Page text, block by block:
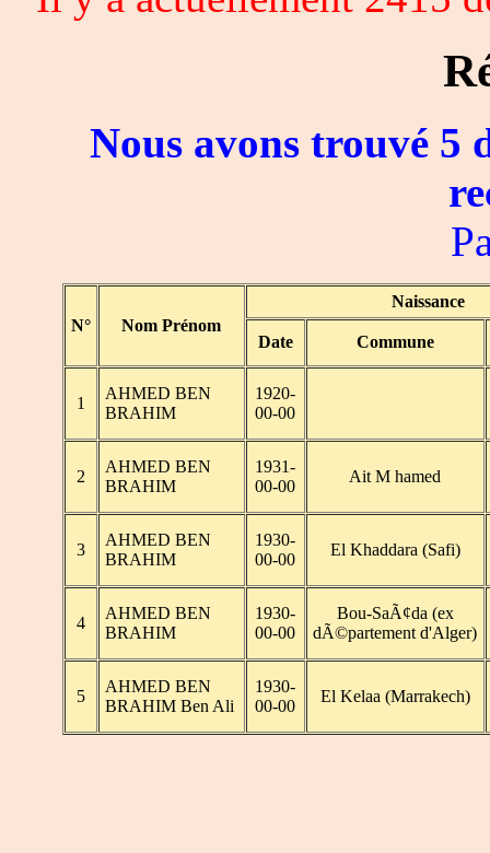
Nous avons trouvé 5
N° Nom Prénom
Naissance
Date Commune
1
AHMED BEN
BRAHIM
1920-
00-00
2
AHMED BEN
BRAHIM
1931-
00-00
Ait M hamed
3
AHMED BEN
BRAHIM
1930-
00-00
El Khaddara (Safi)
4
AHMED BEN
BRAHIM
1930-
00-00
Bou-SaÃ¢da (ex
dÃ©partement d'Alger)
5
AHMED BEN
BRAHIM Ben Ali
1930-
00-00
El Kelaa (Marrakech)